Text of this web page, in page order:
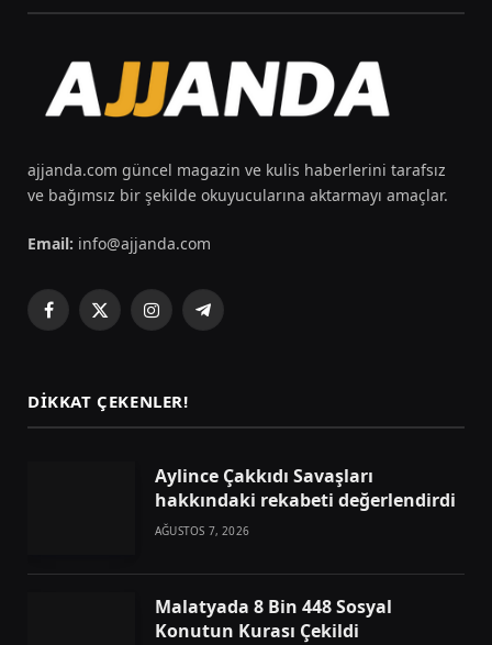
ajjanda.com güncel magazin ve kulis haberlerini tarafsız
ve bağımsız bir şekilde okuyucularına aktarmayı amaçlar.
Email: info@ajjanda.com
Facebook
X
InstagramTelegram
DIKKAT ÇEKENLER!
Aylince Çakkıdı Savaşları
hakkındaki rekabeti değerlendirdi
AĞUSTOS 7, 2026
Malatyada 8 Bin 448 Sosyal
Konutun Kurası Çekildi